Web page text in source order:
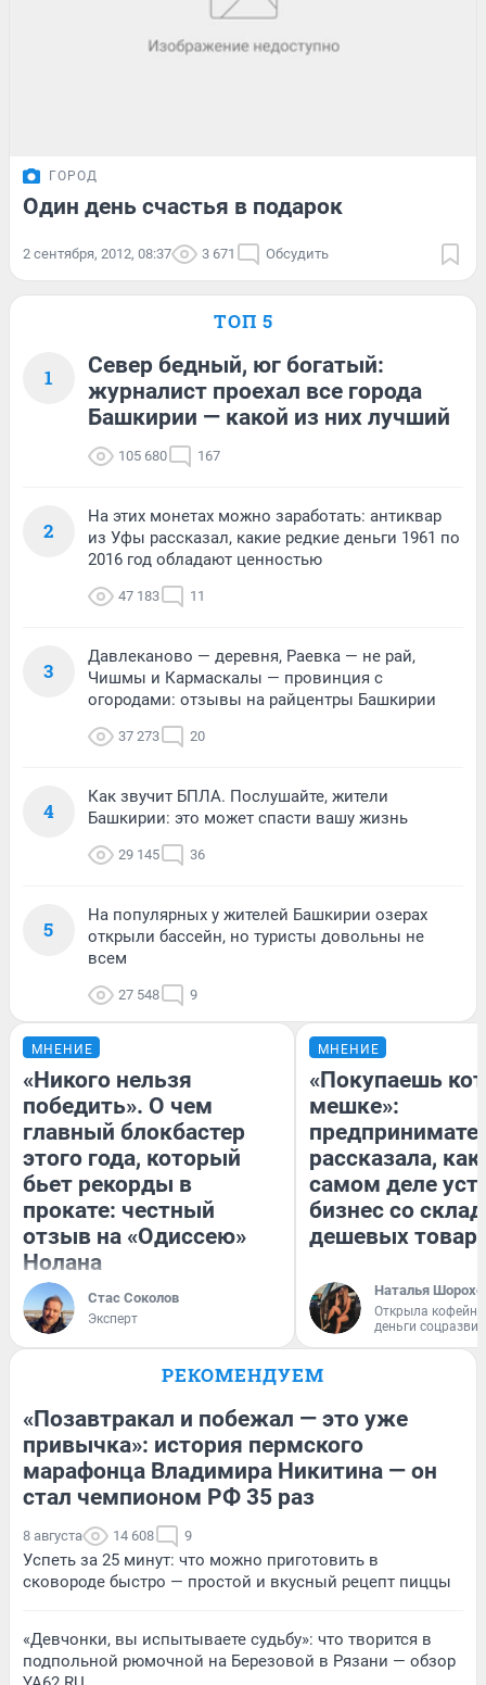
ГОРОД
Один день счастья в подарок
2 сентября, 2012, 08:37 3 671 Обсудить
ТОП 5
1
Север бедный, юг богатый:
журналист проехал все города
Башкирии — какой из них лучший
105 680 167
2
На этих монетах можно заработать: антиквар
из Уфы рассказал, какие редкие деньги 1961 по
2016 год обладают ценностью
47 183 11
3
Давлеканово — деревня, Раевка — не рай,
Чишмы и Кармаскалы — провинция с
огородами: отзывы на райцентры Башкирии
37 273 20
4
Как звучит БПЛА. Послушайте, жители
Башкирии: это может спасти вашу жизнь
29 145 36
5
На популярных у жителей Башкирии озерах
открыли бассейн, но туристы довольны не
всем
27 548 9
МНЕНИЕ
«Никого нельзя
победить». О чем
главный блокбастер
этого года, который
бьет рекорды в
прокате: честный
отзыв на «Одиссею»
Нолана
Стас Соколов
Эксперт
МНЕНИЕ
«Покупаешь
мешке»:
рассказала, как
самом деле
бизнес со
дешевых
Наталья
Открыла
деньги
РЕКОМЕНДУЕМ
«Позавтракал и побежал — это уже
привычка»: история пермского
марафонца Владимира Никитина — он
стал чемпионом РФ 35 раз
8 августа 14 608 9
Успеть за 25 минут: что можно приготовить в
сковороде быстро — простой и вкусный рецепт пиццы
«Девчонки, вы испытываете судьбу»: что творится в
подпольной рюмочной на Березовой в Рязани — обзор